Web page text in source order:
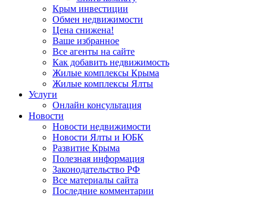
Крым инвестиции
Обмен недвижимости
Цена снижена!
Ваше избранное
Все агенты на сайте
Как добавить недвижимость
Жилые комплексы Крыма
Жилые комплексы Ялты
Услуги
Онлайн консультация
Новости
Новости недвижимости
Новости Ялты и ЮБК
Развитие Крыма
Полезная информация
Законодательство РФ
Все материалы сайта
Последние комментарии